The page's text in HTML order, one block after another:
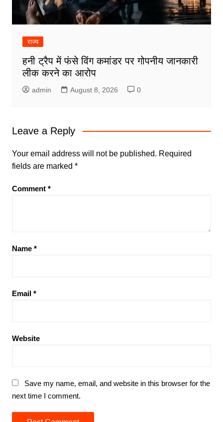
राज्य
हनी ट्रैप में फंसे विंग कमांडर पर गोपनीय जानकारी
लीक करने का आरोप
admin August 8, 2026 0
Leave a Reply
Your email address will not be published. Required
fields are marked *
Comment *
Name *
Email *
Website
Save my name, email, and website in this browser for the
next time I comment.